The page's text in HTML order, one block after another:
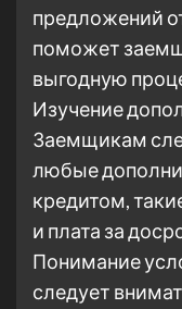
предложений
поможет
выгодную
Изучение
Заемщикам
любые
кредитом,
и плата за
Понимание
следует